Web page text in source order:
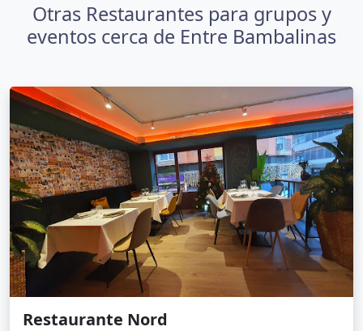
Otras Restaurantes para grupos y
eventos cerca de Entre Bambalinas
Restaurante Nord